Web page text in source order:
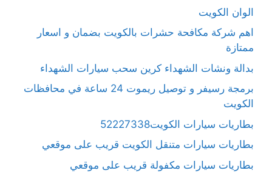
الوان الكويت
اهم شركة مكافحة حشرات بالكويت بضمان و اسعار
ممتازة
بدالة ونشات الشهداء كرين سحب سيارات الشهداء
برمجة رسيفر و توصيل ريموت 24 ساعة في محافظات
الكويت
بطاريات سيارات الكويت52227338
بطاريات سيارات متنقل الكويت قريب على موقعي
بطاريات سيارات مكفولة قريب على موقعي